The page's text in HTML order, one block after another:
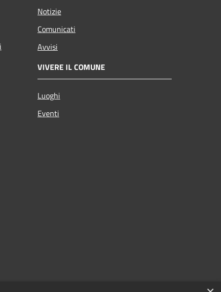
Notizie
Comunicati
Avvisi
VIVERE IL COMUNE
Luoghi
Eventi